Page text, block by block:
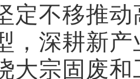
定不移推
，深耕新
大宗固废